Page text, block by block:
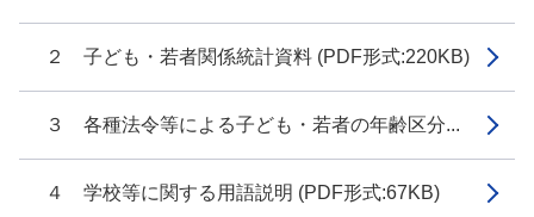
２ 子ども・若者関係統計資料 (PDF形式:220KB)
３ 各種法令等による子ども・若者の年齢区分...
４ 学校等に関する用語説明 (PDF形式:67KB)